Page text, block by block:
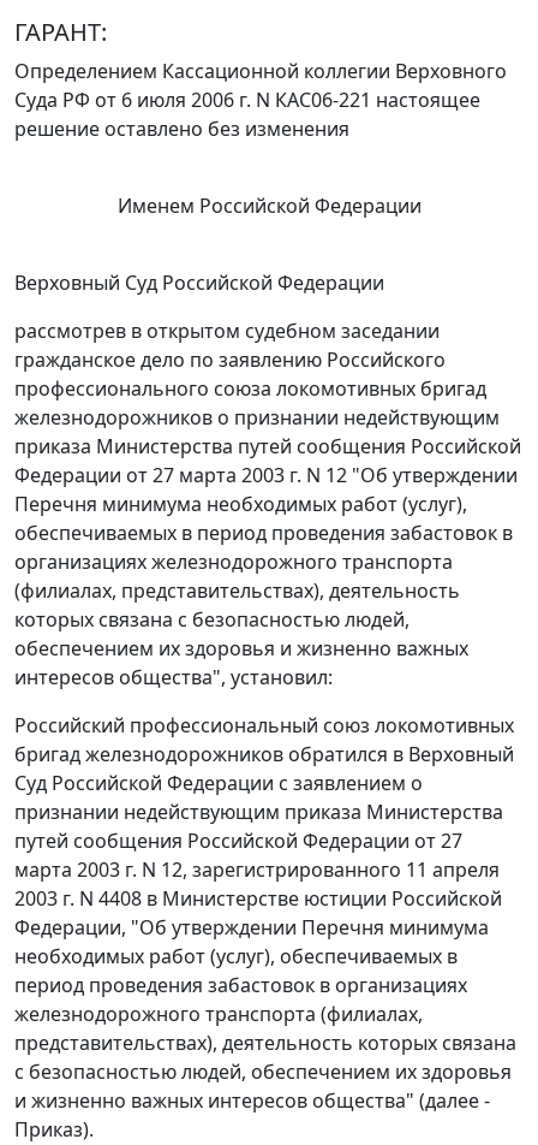
ГАРАНТ:
Определением Кассационной коллегии Верховного
Суда РФ от 6 июля 2006 г. N КАС06-221 настоящее
решение оставлено без изменения
Именем Российской Федерации
Верховный Суд Российской Федерации
рассмотрев в открытом судебном заседании
гражданское дело по заявлению Российского
профессионального союза локомотивных бригад
железнодорожников о признании недействующим
приказа Министерства путей сообщения Российской
Федерации от 27 марта 2003 г. N 12 "Об утверждении
Перечня минимума необходимых работ (услуг),
обеспечиваемых в период проведения забастовок в
организациях железнодорожного транспорта
(филиалах, представительствах), деятельность
которых связана с безопасностью людей,
обеспечением их здоровья и жизненно важных
интересов общества", установил:
Российский профессиональный союз локомотивных
бригад железнодорожников обратился в Верховный
Суд Российской Федерации с заявлением о
признании недействующим приказа Министерства
путей сообщения Российской Федерации от 27
марта 2003 г. N 12, зарегистрированного 11 апреля
2003 г. N 4408 в Министерстве юстиции Российской
Федерации, "Об утверждении Перечня минимума
необходимых работ (услуг), обеспечиваемых в
период проведения забастовок в организациях
железнодорожного транспорта (филиалах,
представительствах), деятельность которых связана
с безопасностью людей, обеспечением их здоровья
и жизненно важных интересов общества" (далее -
Приказ).